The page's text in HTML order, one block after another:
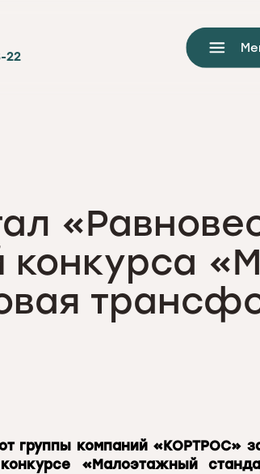
22
конкурса
группы компаний «КОРТРОС»
конкурсе «Малоэтажный